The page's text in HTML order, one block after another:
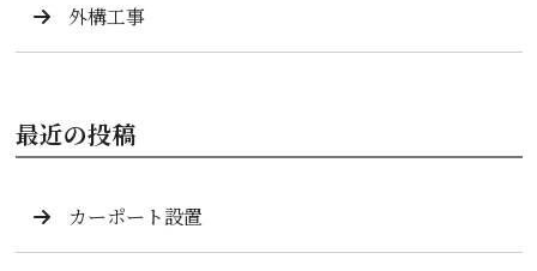
外構工事
最近の投稿
カーポート設置